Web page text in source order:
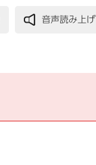
音声読み上げ